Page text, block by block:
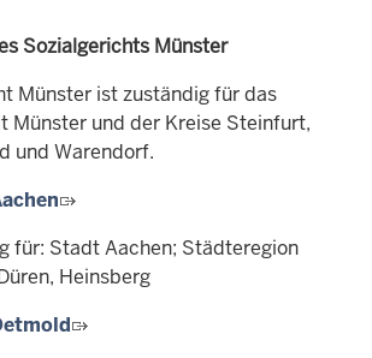
Sozialgerichts Münster
Münster ist zuständig für das
Münster und der Kreise Steinfurt,
und Warendorf.
für: Stadt Aachen; Städteregion
Heinsberg